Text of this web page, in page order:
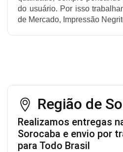
do usuário. Por isso
de Mercado, Impressão
Região de
Realizamos entregas
Sorocaba e envio por
para Todo Brasil